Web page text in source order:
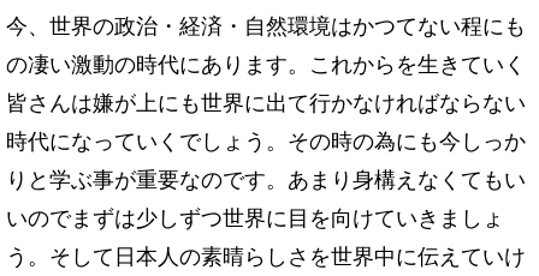
今、世界の政治・経済・ 自然環境はかつてない程にも
の凄い激動の時代にあります。 これからを生きていく
皆さんは嫌が上にも世界に出て行かなければならない
時代になっていくでしょう。 その時の為にも今しっか
りと学ぶ事が重要なのです。 あまり身構えなくてもい
いのでまずは少しずつ世界に目を向けていきましょ
う。 そして日本人の素晴らしさを世界中に伝えていけ